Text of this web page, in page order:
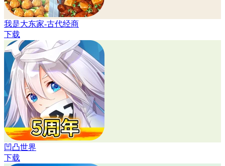
我是大东家-古代经商
下载
凹凸世界
下载